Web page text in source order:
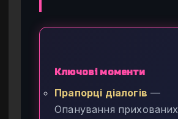
Ключові моменти
Прапорці діалогів —
Опанування прихованих